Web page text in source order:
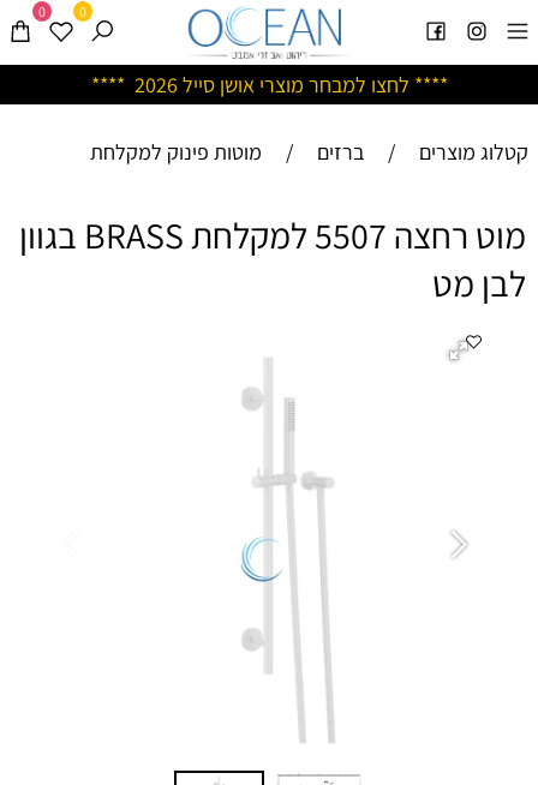
**** לחצו למבחר מוצרי אושן סייל 2026 ****
0 0
קטלוג מוצרים / ברזים / מוטות פינוק למקלחת
מוט רחצה 5507 למקלחת BRASS בגוון
לבן מט